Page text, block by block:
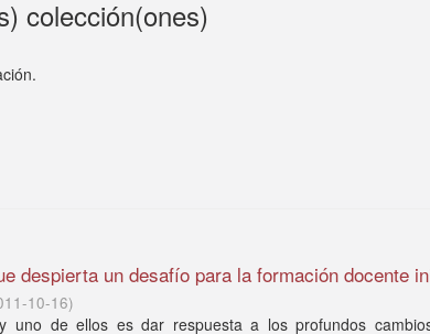
colección(ones)
despierta un desafío para la formación docente
10-16)
uno de ellos es dar respuesta a los profundos